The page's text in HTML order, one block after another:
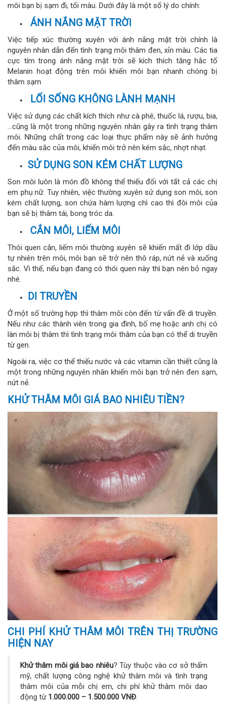
môi bạn bị sạm đi, tối màu. Dưới đây là một số lý do chính:
ÁNH NẮNG MẶT TRỜI
Việc tiếp xúc thường xuyên với ánh nắng mặt trời chính là
nguyên nhân dẫn đến tình trạng môi thâm đen, xỉn màu. Các tia
cực tím trong ánh nắng mặt trời sẽ kích thích tăng hắc tố
Melanin hoạt động trên môi khiến môi bạn nhanh chóng bị
thâm sạm
LỐI SỐNG KHÔNG LÀNH MẠNH
Việc sử dụng các chất kích thích như cà phê, thuốc lá, rượu, bia,
…cũng là một trong những nguyên nhân gây ra tình trạng thâm
môi. Những chất trong các loại thực phẩm này sẽ ảnh hưởng
đến màu sắc của môi, khiến môi trở nên kém sắc, nhợt nhạt.
SỬ DỤNG SON KÉM CHẤT LƯỢNG
Son môi luôn là món đồ không thể thiếu đối với tất cả các chị
em phụ nữ. Tuy nhiên, việc thường xuyên sử dụng son môi, son
kém chất lượng, son chứa hàm lượng chì cao thì đôi môi của
bạn sẽ bị thâm tái, bong tróc da.
CẮN MÔI, LIẾM MÔI
Thói quen cắn, liếm môi thường xuyên sẽ khiến mất đi lớp dầu
tự nhiên trên môi, môi bạn sẽ trở nên thô ráp, nứt nẻ và xuống
sắc. Vì thế, nếu bạn đang có thói quen này thì bạn nên bỏ ngay
nhé.
DI TRUYỀN
Ở một số trường hợp thì thâm môi còn đến từ vấn đề di truyền.
Nếu như các thành viên trong gia đình, bố mẹ hoặc anh chị có
làn môi bị thâm thì tình trạng môi thâm của bạn có thể di truyền
từ gen.
Ngoài ra, việc cơ thể thiếu nước và các vitamin cần thiết cũng là
một trong những nguyên nhân khiến môi bạn trở nên đen sạm,
nứt nẻ.
KHỬ THÂM MÔI GIÁ BAO NHIÊU TIỀN?
CHI PHÍ KHỬ THÂM MÔI TRÊN THỊ TRƯỜNG
HIỆN NAY
Khử thâm môi giá bao nhiêu? Tùy thuộc vào cơ sở thẩm
mỹ, chất lượng công nghệ khử thâm môi và tình trạng
thâm môi của mỗi chị em, chi phí khử thâm môi dao
động từ 1.000.000 – 1.500.000 VNĐ.